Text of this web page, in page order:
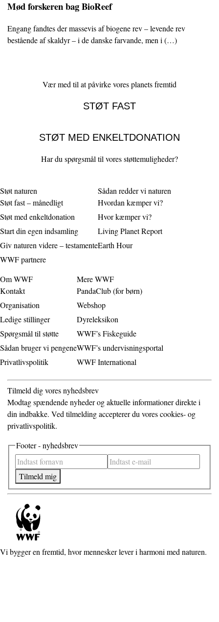
Mød forskeren bag BioReef
Engang fandtes der massevis af biogene rev – levende rev
bestående af skaldyr – i de danske farvande, men i (…)
Vær med til at påvirke vores planets fremtid
STØT FAST
STØT MED ENKELTDONATION
Har du spørgsmål til vores støttemuligheder?
Støt naturen
Støt fast – månedligt
Støt med enkeltdonation
Start din egen indsamling
Giv naturen videre – testamente
WWF partnere
Sådan redder vi naturen
Hvordan kæmper vi?
Hvor kæmper vi?
Living Planet Report
Earth Hour
Om WWF
Kontakt
Organisation
Ledige stillinger
Spørgsmål til støtte
Sådan bruger vi pengene
Privatlivspolitik
Mere WWF
PandaClub (for børn)
Webshop
Dyreleksikon
WWF’s Fiskeguide
WWF’s undervisningsportal
WWF International
Tilmeld dig vores nyhedsbrev
Modtag spændende nyheder og aktuelle informationer direkte i
din indbakke. Ved tilmelding accepterer du vores cookies- og
privatlivspolitik.
Footer - nyhedsbrev
Tilmeld mig
Vi bygger en fremtid, hvor mennesker lever i harmoni med naturen.